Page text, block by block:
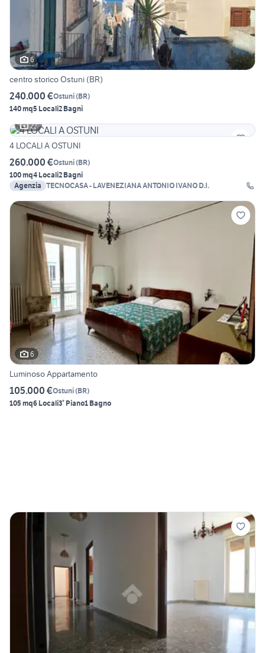
6
centro storico Ostuni (BR)
240.000 €Ostuni(BR)
140 mq5 Locali2 Bagni
22
4 LOCALI A OSTUNI
260.000 €Ostuni(BR)
100 mq4 Locali2 Bagni
Agenzia TECNOCASA - LAVENEZIANA ANTONIO IVANO D.I.
6
Luminoso Appartamento
105.000 €Ostuni(BR)
105 mq6 Locali3° Piano1 Bagno